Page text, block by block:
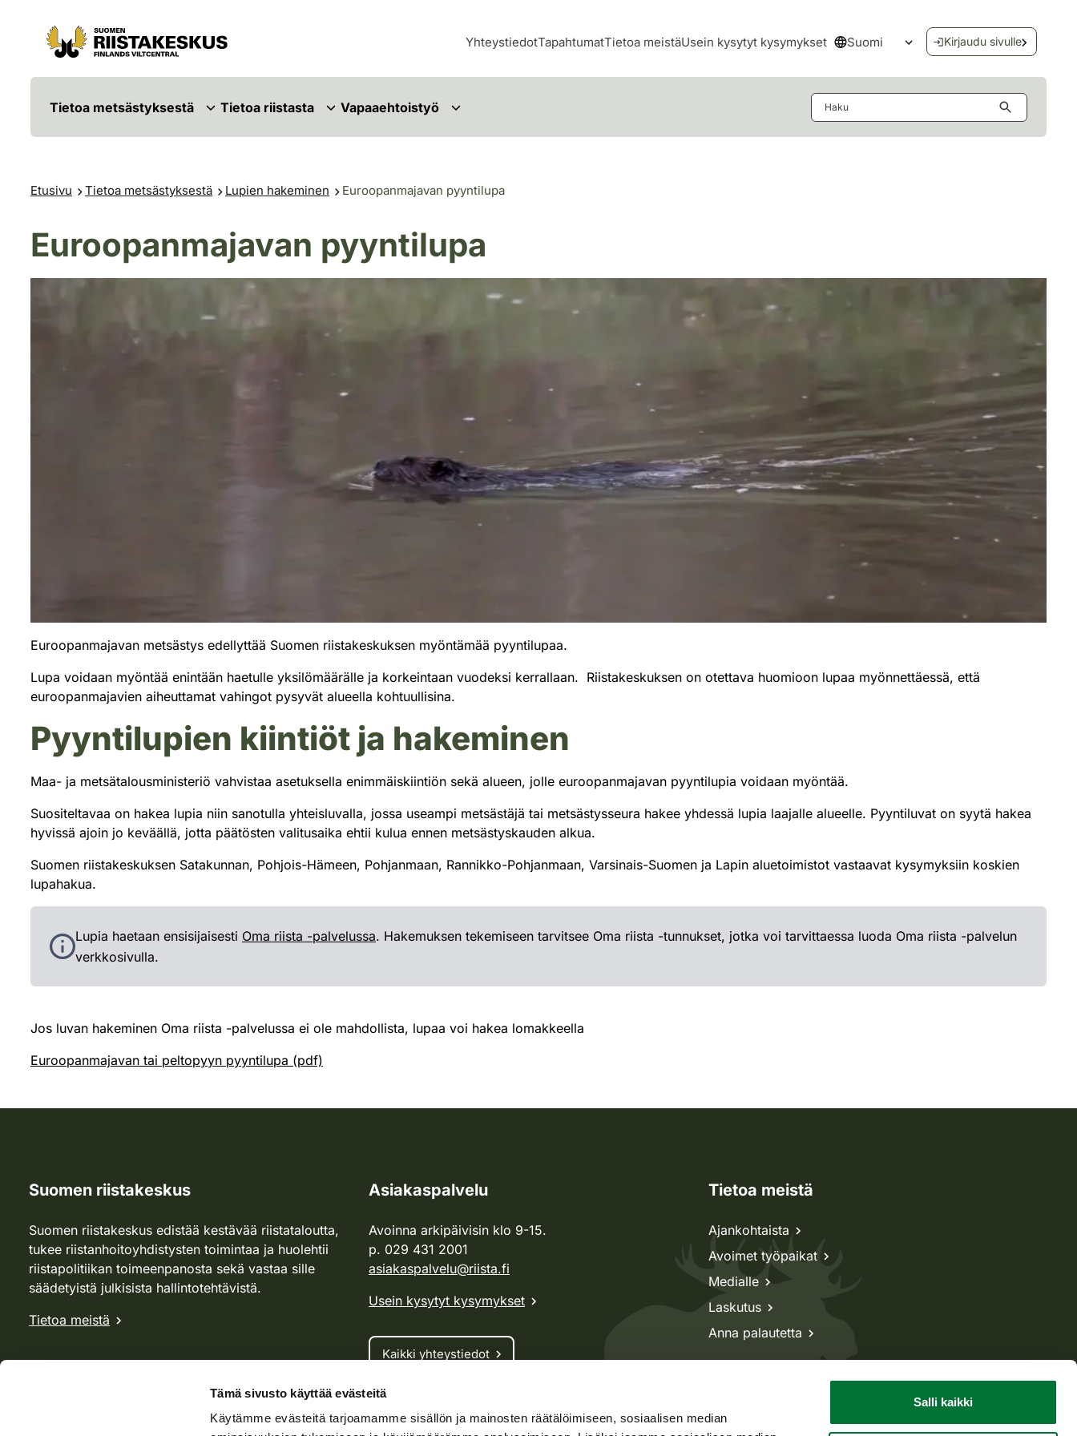
Tämä sivusto käyttää evästeitä
Käytämme evästeitä tarjoamamme sisällön ja mainosten räätälöimiseen, sosiaalisen median
Salli kaikki
Siirry sisältöön
Siirry sivustokarttaan
YhteystiedotTapahtumatTietoa meistäUsein kysytyt kysymykset Suomi
Avaa kielivalikko
Kirjaudu sivulle
Tietoa metsästyksestä Tietoa riistasta Vapaaehtoistyö
Etusivu Tietoa metsästyksestä Lupien hakeminen Euroopanmajavan pyyntilupa
Euroopanmajavan pyyntilupa
Euroopanmajavan metsästys edellyttää Suomen riistakeskuksen myöntämää pyyntilupaa.
Lupa voidaan myöntää enintään haetulle yksilömäärälle ja korkeintaan vuodeksi kerrallaan. Riistakeskuksen on otettava huomioon lupaa myönnettäessä, että
euroopanmajavien aiheuttamat vahingot pysyvät alueella kohtuullisina.
Pyyntilupien kiintiöt ja hakeminen
Maa- ja metsätalousministeriö vahvistaa asetuksella enimmäiskiintiön sekä alueen, jolle euroopanmajavan pyyntilupia voidaan myöntää.
Suositeltavaa on hakea lupia niin sanotulla yhteisluvalla, jossa useampi metsästäjä tai metsästysseura hakee yhdessä lupia laajalle alueelle. Pyyntiluvat on syytä hakea
hyvissä ajoin jo keväällä, jotta päätösten valitusaika ehtii kulua ennen metsästyskauden alkua.
Suomen riistakeskuksen Satakunnan, Pohjois-Hämeen, Pohjanmaan, Rannikko-Pohjanmaan, Varsinais-Suomen ja Lapin aluetoimistot vastaavat kysymyksiin koskien
lupahakua.
Lupia haetaan ensisijaisesti Oma riista -palvelussa. Hakemuksen tekemiseen tarvitsee Oma riista -tunnukset, jotka voi tarvittaessa luoda Oma riista -palvelun
verkkosivulla.
Jos luvan hakeminen Oma riista -palvelussa ei ole mahdollista, lupaa voi hakea lomakkeella
Euroopanmajavan tai peltopyyn pyyntilupa (pdf)
Suomen riistakeskus
Suomen riistakeskus edistää kestävää riistataloutta,
tukee riistanhoitoyhdistysten toimintaa ja huolehtii
riistapolitiikan toimeenpanosta sekä vastaa sille
säädetyistä julkisista hallintotehtävistä.
Tietoa meistä
Asiakaspalvelu
Avoinna arkipäivisin klo 9-15.
p. 029 431 2001
asiakaspalvelu@riista.fi
Usein kysytyt kysymykset
Kaikki yhteystiedot
Metsästyskortti-asiat
Oma riista -asiat
Tietoa meistä
Ajankohtaista
Avoimet työpaikat
Medialle
Laskutus
Anna palautetta